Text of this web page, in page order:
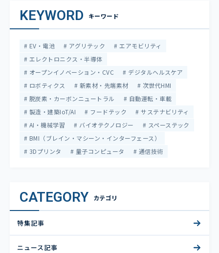
KEYWORD キーワード
EV・電池 アグリテック
エアモビリティ
エレクトロニクス・半導体
オープンイノベーション・CVC
デジタルヘルスケア
ロボティクス
新素材・先端素材
次世代HMI
脱炭素・カーボンニュートラル
自動運転・車載
製造・建築IoT/AI
フードテック
サステナビリティ
AI・機械学習
バイオテクノロジー
スペーステック
BMI（ブレイン・マシーン・インターフェース）
3Dプリンタ
量子コンピュータ 通信技術
CATEGORY カテゴリ
特集記事
ニュース記事